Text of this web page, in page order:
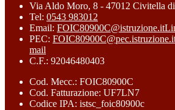
Via Aldo Moro, 8 - 47012 Civitella
Tel: 0543 983012
Email: FOIC80900C@istruzione.it
PEC:
mail
C.F.: 92046480403
Cod. Mecc.: FOIC80900C
Cod. Fatturazione: UF7LN7
Codice IPA: istsc_foic80900c